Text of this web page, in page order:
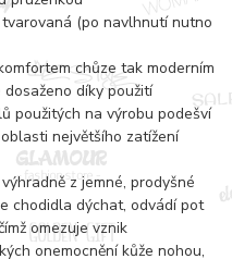
(po navlhnutí nutno
chůze tak moderním
díky použití
použitých na výrobu podešví
největšího zatížení
z jemné, prodyšné
chodidla dýchat, odvádí pot
omezuje vznik
onemocnění kůže nohou,